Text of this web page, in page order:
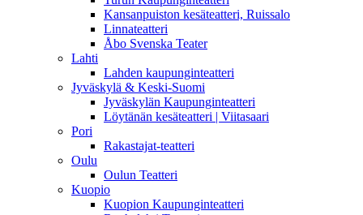
Kansanpuiston kesäteatteri, Ruissalo
Linnateatteri
Åbo Svenska Teater
Lahti
Lahden kaupunginteatteri
Jyväskylä & Keski-Suomi
Jyväskylän Kaupunginteatteri
Löytänän kesäteatteri | Viitasaari
Pori
Rakastajat-teatteri
Oulu
Oulun Teatteri
Kuopio
Kuopion Kaupunginteatteri